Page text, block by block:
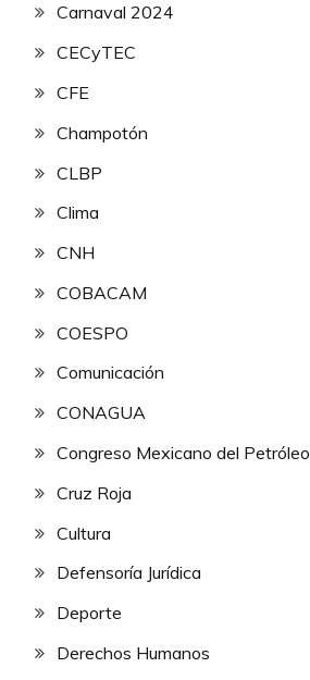
Carnaval 2024
CECyTEC
CFE
Champotón
CLBP
Clima
CNH
COBACAM
COESPO
Comunicación
CONAGUA
Congreso Mexicano del Petróleo
Cruz Roja
Cultura
Defensoría Jurídica
Deporte
Derechos Humanos